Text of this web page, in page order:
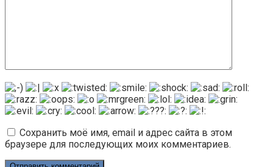
Сохранить моё имя, email и адрес сайта в этом
браузере для последующих моих комментариев.